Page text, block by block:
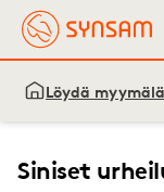
Löydä myymälä
Siniset